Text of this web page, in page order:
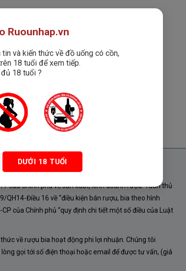
của Chính phủ về sản xuất, kinh doanh rượu. Tuân thủ
QH14-Điều 16 về “điều kiện bán rượu, bia theo hình
của Chính phủ “quy định chi tiết một số điều của Luật
về rượu bia hoạt động phi lợi nhuận. Chúng tôi
gọi tới số điện thoại hoặc email để được tư vấn, (giá
Ruounhap.vn
và kiến thức về đồ uống có cồn,
18 tuổi để xem tiếp.
18 tuổi ?
DƯỚI 18 TUỔI